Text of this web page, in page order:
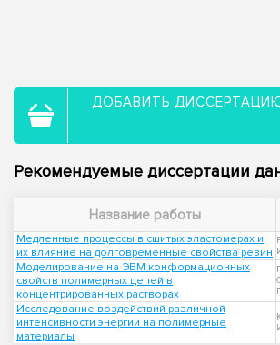
ДОБАВИТЬ
Рекомендуемые диссертации
Название работы
Медленные процессы в сшитых эластомерах и
их влияние на долговременные свойства резин
Моделирование на ЭВМ конформационных
свойств полимерных цепей в
концентрированных растворах
Исследование воздействий различной
интенсивности энергии на полимерные
материалы